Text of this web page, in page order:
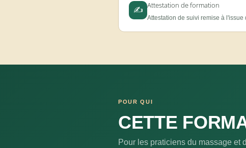
✍
Attestation de formation
Attestation de suivi remise à l'issue
POUR QUI
CETTE
Pour les praticiens du massage et